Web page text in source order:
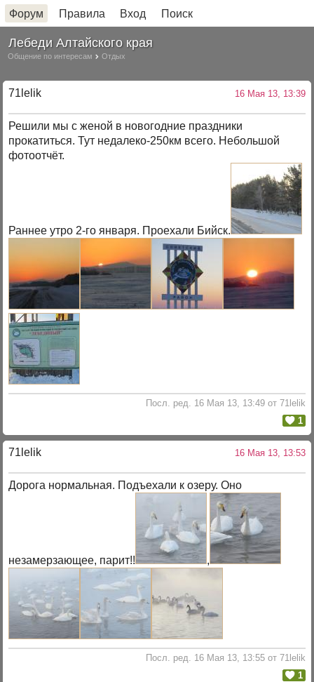
Форум Правила Вход Поиск
Лебеди Алтайского края
Общение по интересам Отдых
71lelik 16 Мая 13, 13:39
Решили мы с женой в новогодние праздники
прокатиться. Тут недалеко-250км всего. Небольшой
фотоотчёт.
Раннее утро 2-го января. Проехали Бийск.
Посл. ред. 16 Мая 13, 13:49 от 71lelik
1
71lelik 16 Мая 13, 13:53
Дорога нормальная. Подъехали к озеру. Оно
незамерзающее, парит!! ,
Посл. ред. 16 Мая 13, 13:55 от 71lelik
1